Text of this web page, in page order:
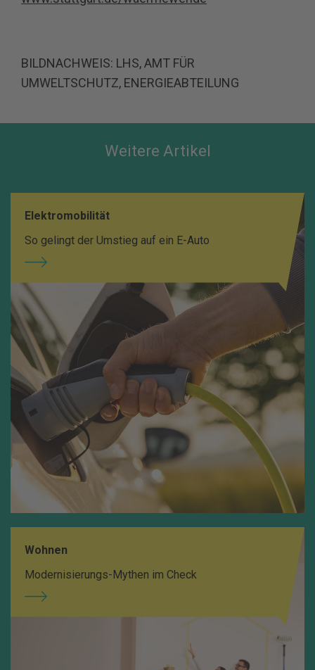
BILDNACHWEIS: LHS, AMT FÜR
UMWELTSCHUTZ, ENERGIEABTEILUNG
Weitere Artikel
Elektromobilität
So gelingt der Umstieg auf ein E-Auto
Wohnen
Modernisierungs-Mythen im Check